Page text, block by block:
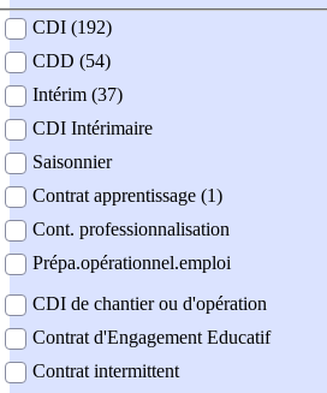
contrat
CDI (192)
CDD (54)
Intérim (37)
CDI Intérimaire
Saisonnier
Contrat apprentissage (1)
Cont. professionnalisation
Prépa.opérationnel.emploi
CDI de chantier ou d'opération
Contrat d'Engagement Educatif
Contrat intermittent